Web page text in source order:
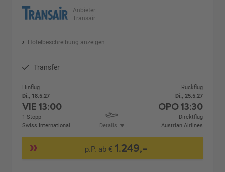
Anbieter:
Transair
Hotelbeschreibung anzeigen
Transfer
Hinflug
Di., 18.5.27
VIE13:00
1 Stopp
Swiss International
Details
Rückflug
Di., 25.5.27
OPO13:30
Direktflug
Austrian Airlines
p.P. ab €1.249,-